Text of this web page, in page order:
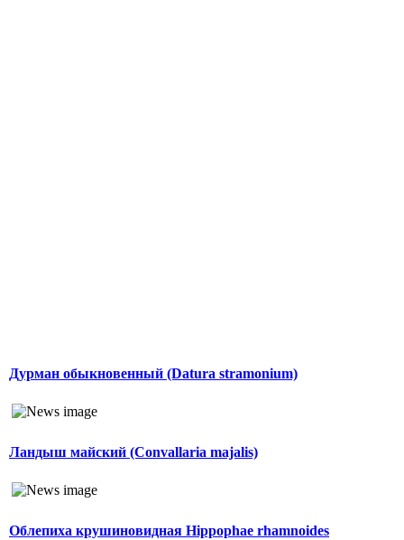
Дурман обыкновенный (Datura stramonium)
Ландыш майский (Convallaria majalis)
Облепиха крушиновидная Hippophae rhamnoides